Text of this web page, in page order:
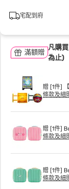
宅配到府
滿額贈
凡購
為止)
贈 [1件]
條款及細
贈 [1件]
條款及細
贈 [1件]
條款及細